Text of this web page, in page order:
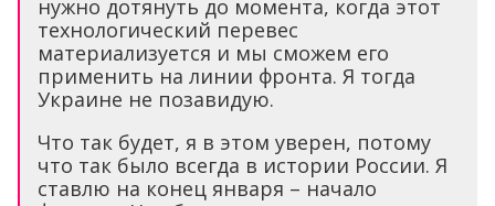
нужно дотянуть до момента, когда этот
технологический перевес
материализуется и мы сможем его
применить на линии фронта. Я тогда
Украине не позавидую.
Что так будет, я в этом уверен, потому
что так было всегда в истории России. Я
ставлю на конец января – начало